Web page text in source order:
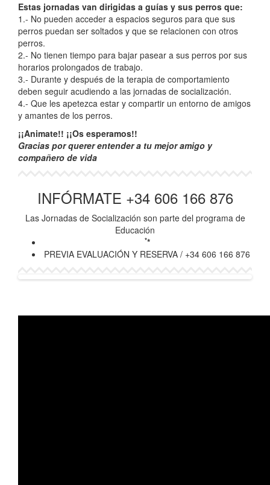
Estas jornadas van dirigidas a guías y sus perros que:
1.- No pueden acceder a espacios seguros para que sus
perros puedan ser soltados y que se relacionen con otros
perros.
2.- No tienen tiempo para bajar pasear a sus perros por sus
horarios prolongados de trabajo.
3.- Durante y después de la terapia de comportamiento
deben seguir acudiendo a las jornadas de socialización.
4.- Que les apetezca estar y compartir un entorno de amigos
y amantes de los perros.
¡¡Animate!! ¡¡Os esperamos!!
Gracias por querer entender a tu mejor amigo y
compañero de vida
INFÓRMATE +34 606 166 876
Las Jornadas de Socialización son parte del programa de
Educación
**
PREVIA EVALUACIÓN Y RESERVA / +34 606 166 876